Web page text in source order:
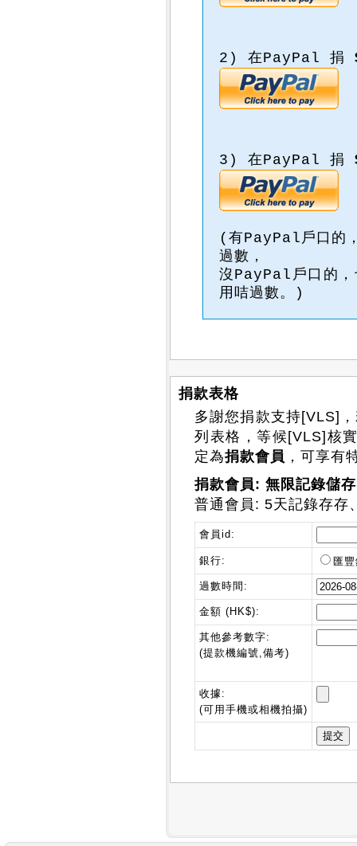
2) 在PayPal 捐
3) 在PayPal 捐
(有PayPal戶口的
過數，
沒PayPal戶口的，
用咭過數。)
捐款表格
多謝您捐款支持[VLS]
列表格，等候[VLS]核
定為捐款會員 ，可享有
捐款會員: 無限記錄儲
普通會員: 5天記錄存存
會員id:
銀行: 匯
過數時間:
金額 (HK$):
其他參考數字:
(提款機編號,備考)
收據:
(可用手機或相機拍攝)